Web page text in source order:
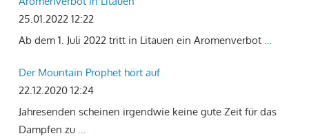
25.01.2022 12:22
Ab dem 1. Juli 2022 tritt in Litauen ein Aromenverbot …
Der Mountain Prophet hört auf
22.12.2020 12:24
Jahresenden scheinen irgendwie keine gute Zeit für das
Dampfen zu …